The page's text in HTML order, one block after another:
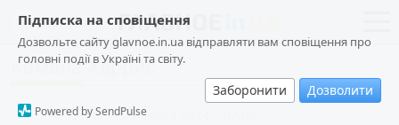
Підписка на сповіщення
Дозвольте сайту glavnoe.in.ua відправляти вам сповіщення про
головні події в Україні та світу.
Заборонити Дозволити
Powered by SendPulse
новости
о проекте
общество
Камала Харрис
7 ноября 2024